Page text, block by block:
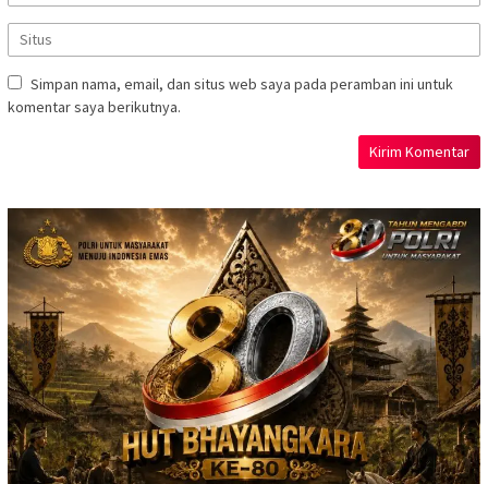
Simpan nama, email, dan situs web saya pada peramban ini untuk
komentar saya berikutnya.